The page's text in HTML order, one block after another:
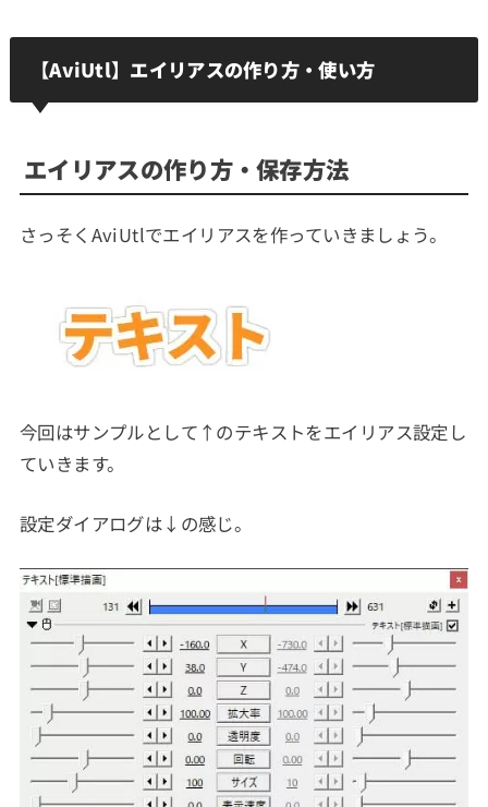
【AviUtl】エイリアスの作り方・使い方
エイリアスの作り方・保存方法
さっそくAviUtlでエイリアスを作っていきましょう。
今回はサンプルとして↑のテキストをエイリアス設定し
ていきます。
設定ダイアログは↓の感じ。